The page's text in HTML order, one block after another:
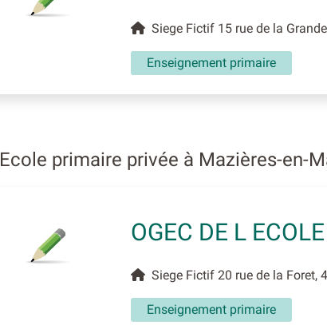
Siege Fictif 15 rue de la
Enseignement primaire
Ecole primaire privée à Mazières-en-
OGEC DE L
Siege Fictif 20 rue de la Foret,
Enseignement primaire